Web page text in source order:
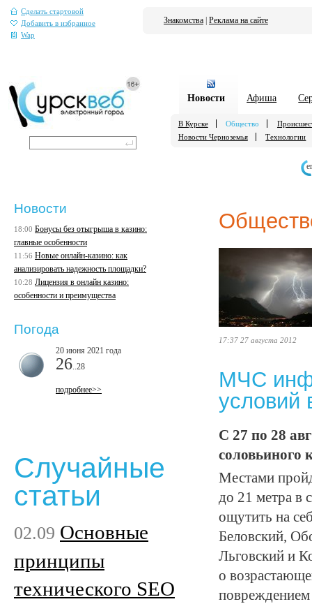
Сделать стартовой
Добавить в избранное
Wap
Знакомства Реклама на сайте
Новости Афиша
В Курске Общество
Новости Черноземья
Технологии
17:37 27 августа 2012
МЧС
условий
С 27 по 28
соловьиного
Местами
до 21 метра в
ощутить на
Беловский,
Льговский и
о
повреждением
Новости
18:00 Бонусы без отыгрыша в казино:
главные особенности
11:56 Новые онлайн-казино: как
анализировать надежность площадки?
10:28 Лицензия в онлайн казино:
особенности и преимущества
Погода
20 июня 2021 года
26 ..28
подробнее>>
Случайные
статьи
02.09 Основные
принципы
технического SEO